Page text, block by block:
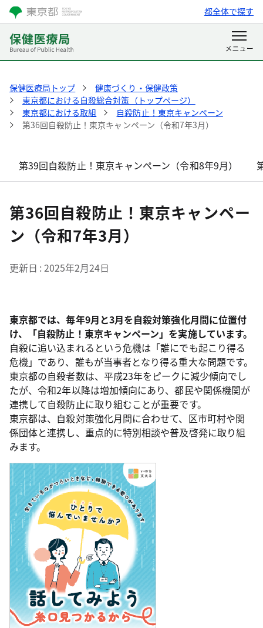
都全体で探す
保健医療局トップ
健康づくり・保健政策
東京都における自殺総合対策（トップページ）
東京都における取組
自殺防止！東京キャンペーン
第36回自殺防止！東京キャンペーン（令和7年3月）
第39回自殺防止！東京キャンペーン（令和8年9月）
第36回自殺防止！東京キャンペー
ン（令和7年3月）
更新日 2025年2月24日
東京都では、毎年9月と3月を自殺対策強化月間に位置付
け、「自殺防止！東京キャンペーン」を実施しています。
自殺に追い込まれるという危機は「誰にでも起こり得る
危機」であり、誰もが当事者となり得る重大な問題です。
東京都の自殺者数は、平成23年をピークに減少傾向でし
たが、令和2年以降は増加傾向にあり、都民や関係機関が
連携して自殺防止に取り組むことが重要です。
東京都は、自殺対策強化月間に合わせて、区市町村や関
係団体と連携し、重点的に特別相談や普及啓発に取り組
みます。